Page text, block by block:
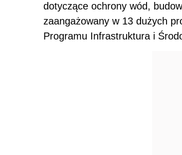
dotyczące ochrony wód,
zaangażowany w 13 dużych
Programu Infrastruktura i